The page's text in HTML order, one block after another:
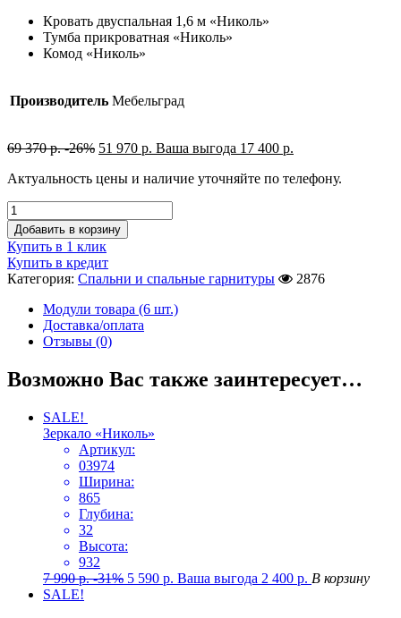
Кровать двуспальная 1,6 м «Николь»
Тумба прикроватная «Николь»
Комод «Николь»
Производитель Мебельград
69 370р. -26% 51 970 р. Ваша выгода 17 400 р.
Актуальность цены и наличие уточняйте по телефону.
Добавить в корзину
Купить в 1 клик
Купить в кредит
Категория: Спальни и спальные гарнитуры
2876
Модули товара (6 шт.)
Доставка/оплата
Отзывы (0)
Возможно Вас также заинтересует…
SALE!
Зеркало «Николь»
Артикул:
03974
Ширина:
865
Глубина:
32
Высота:
932
7 990р. -31% 5 590 р. Ваша выгода 2 400 р. В корзину
SALE!